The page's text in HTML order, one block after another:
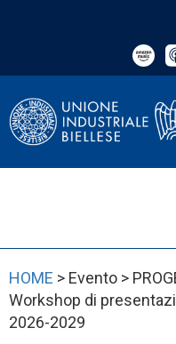
HOME > Evento >
Workshop di
2026-2029